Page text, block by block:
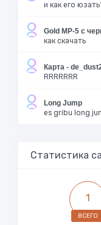
и как его
Gold MP-5 с
как скачать
Карта -
RRRRRRR
Long Jump
es gribu long
Статистика
1
ВСЕГО